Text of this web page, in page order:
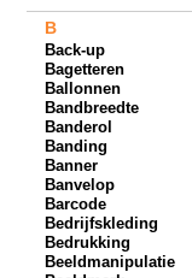
B
Back-up
Bagetteren
Ballonnen
Bandbreedte
Banderol
Banding
Banner
Banvelop
Barcode
Bedrijfskleding
Bedrukking
Beeldmanipulatie